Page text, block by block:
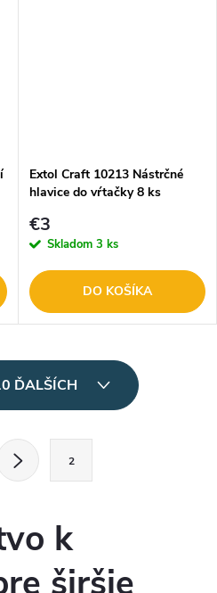
Extol Craft 10213 Nástrčné
hlavice do vŕtačky 8 ks
€3
Skladom 3 ks
DO KOŠÍKA
ĎALŠÍCH
2
k